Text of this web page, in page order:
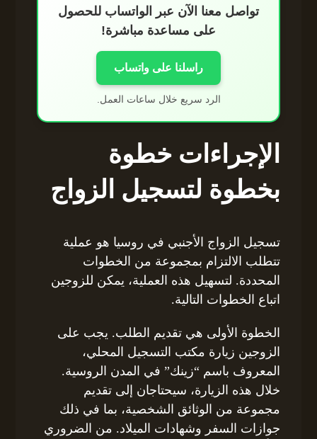
تواصل معنا الآن عبر الواتساب للحصول
على مساعدة مباشرة!
راسلنا على واتساب
الرد سريع خلال ساعات العمل.
الإجراءات خطوة
بخطوة لتسجيل الزواج
تسجيل الزواج الأجنبي في روسيا هو عملية
تتطلب الالتزام بمجموعة من الخطوات
المحددة. لتسهيل هذه العملية، يمكن للزوجين
اتباع الخطوات التالية.
الخطوة الأولى هي تقديم الطلب. يجب على
الزوجين زيارة مكتب التسجيل المحلي،
المعروف باسم “زينك” في المدن الروسية.
خلال هذه الزيارة، سيحتاجان إلى تقديم
مجموعة من الوثائق الشخصية، بما في ذلك
جوازات السفر وشهادات الميلاد. من الضروري